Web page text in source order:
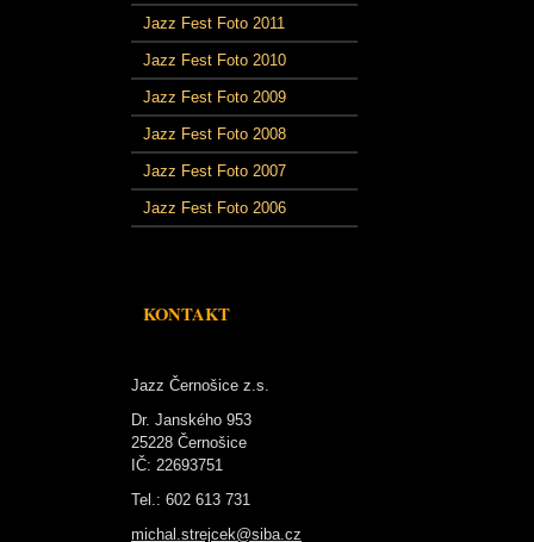
Jazz Fest Foto 2011
Jazz Fest Foto 2010
Jazz Fest Foto 2009
Jazz Fest Foto 2008
Jazz Fest Foto 2007
Jazz Fest Foto 2006
KONTAKT
Jazz Černošice z.s.
Dr. Janského 953
25228 Černošice
IČ: 22693751
Tel.: 602 613 731
michal.strejcek@siba.cz